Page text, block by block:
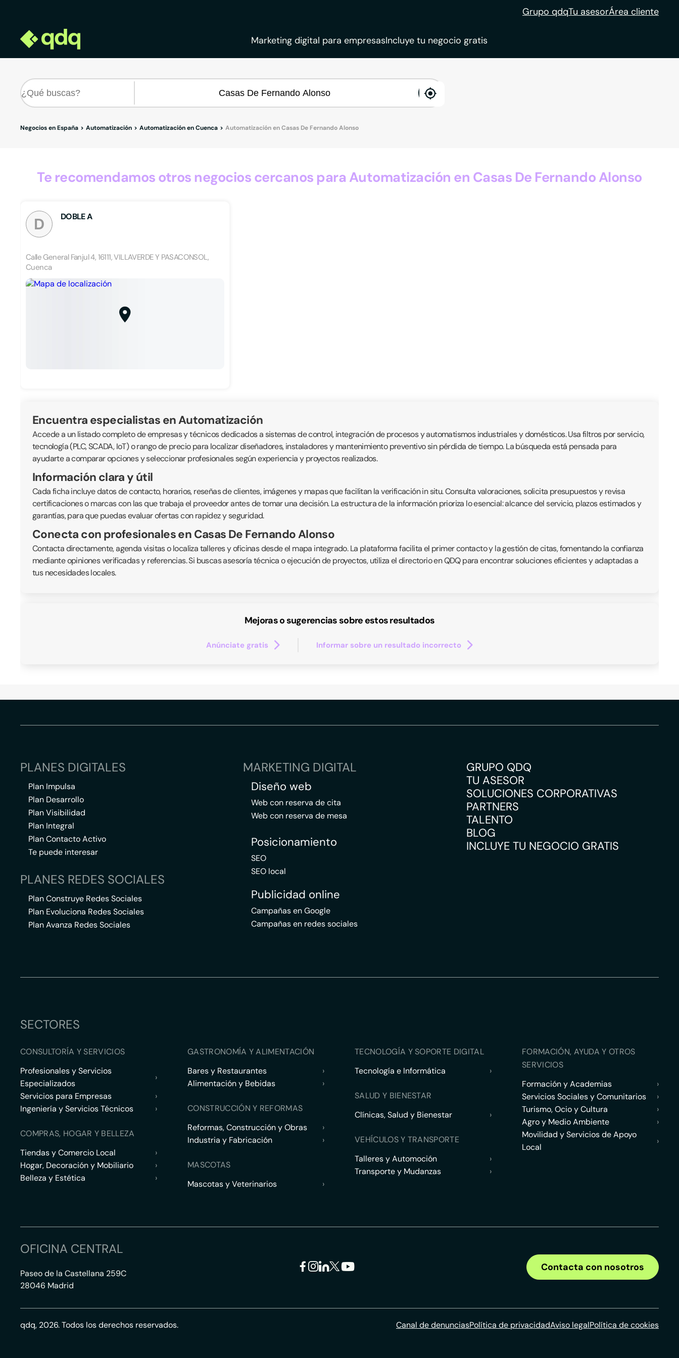
Grupo qdqTu asesorÁrea cliente
Marketing digital para empresasIncluye tu negocio gratis
enable
Negocios en España Automatización Automatización en Cuenca Automatización en Casas De Fernando Alonso
Te recomendamos otros negocios cercanos para Automatización en Casas De Fernando Alonso
D DOBLE A
Calle General Fanjul 4, 16111, VILLAVERDE Y PASACONSOL,
Cuenca
Encuentra especialistas en Automatización
Accede a un listado completo de empresas y técnicos dedicados a sistemas de control, integración de procesos y automatismos industriales y domésticos. Usa filtros por servicio,
tecnología (PLC, SCADA, IoT) o rango de precio para localizar diseñadores, instaladores y mantenimiento preventivo sin pérdida de tiempo. La búsqueda está pensada para
ayudarte a comparar opciones y seleccionar profesionales según experiencia y proyectos realizados.
Información clara y útil
Cada ficha incluye datos de contacto, horarios, reseñas de clientes, imágenes y mapas que facilitan la verificación in situ. Consulta valoraciones, solicita presupuestos y revisa
certificaciones o marcas con las que trabaja el proveedor antes de tomar una decisión. La estructura de la información prioriza lo esencial: alcance del servicio, plazos estimados y
garantías, para que puedas evaluar ofertas con rapidez y seguridad.
Conecta con profesionales en Casas De Fernando Alonso
Contacta directamente, agenda visitas o localiza talleres y oficinas desde el mapa integrado. La plataforma facilita el primer contacto y la gestión de citas, fomentando la confianza
mediante opiniones verificadas y referencias. Si buscas asesoría técnica o ejecución de proyectos, utiliza el directorio en QDQ para encontrar soluciones eficientes y adaptadas a
tus necesidades locales.
Mejoras o sugerencias sobre estos resultados
Anúnciate gratis Informar sobre un resultado incorrecto
PLANES DIGITALES
Plan Impulsa
Plan Desarrollo
Plan Visibilidad
Plan Integral
Plan Contacto Activo
Te puede interesar
PLANES REDES SOCIALES
Plan Construye Redes Sociales
Plan Evoluciona Redes Sociales
Plan Avanza Redes Sociales
MARKETING DIGITAL
Diseño web
Web con reserva de cita
Web con reserva de mesa
Posicionamiento
SEO
SEO local
Publicidad online
Campañas en Google
Campañas en redes sociales
GRUPO QDQ
TU ASESOR
SOLUCIONES CORPORATIVAS
PARTNERS
TALENTO
BLOG
INCLUYE TU NEGOCIO GRATIS
SECTORES
CONSULTORÍA Y SERVICIOS
Profesionales y Servicios
Especializados
›
Servicios para Empresas
›
Ingeniería y Servicios Técnicos
›
COMPRAS, HOGAR Y BELLEZA
Tiendas y Comercio Local
›
Hogar, Decoración y Mobiliario
›
Belleza y Estética
›
GASTRONOMÍA Y ALIMENTACIÓN
Bares y Restaurantes
›
Alimentación y Bebidas
›
CONSTRUCCIÓN Y REFORMAS
Reformas, Construcción y Obras
›
Industria y Fabricación
›
MASCOTAS
Mascotas y Veterinarios
›
TECNOLOGÍA Y SOPORTE DIGITAL
Tecnología e Informática
›
SALUD Y BIENESTAR
Clínicas, Salud y Bienestar
›
VEHÍCULOS Y TRANSPORTE
Talleres y Automoción
›
Transporte y Mudanzas
›
FORMACIÓN, AYUDA Y OTROS
SERVICIOS
Formación y Academias
›
Servicios Sociales y Comunitarios
›
Turismo, Ocio y Cultura
›
Agro y Medio Ambiente
›
Movilidad y Servicios de Apoyo
Local
›
OFICINA CENTRAL
Paseo de la Castellana 259C
28046 Madrid
Contacta con nosotros
Canal de denunciasPolítica de privacidadAviso legalPolítica de cookies
qdq, 2026. Todos los derechos reservados.